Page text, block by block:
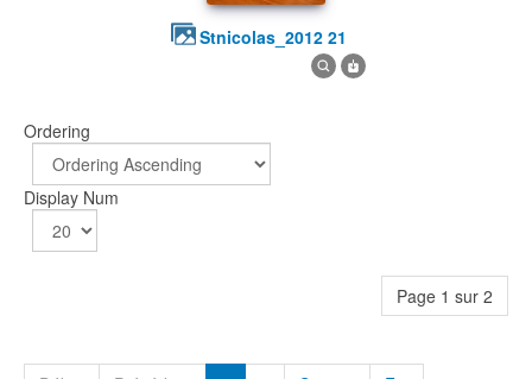
stnicolas_2012 21
Ordering
Display Num
Page 1 sur 2